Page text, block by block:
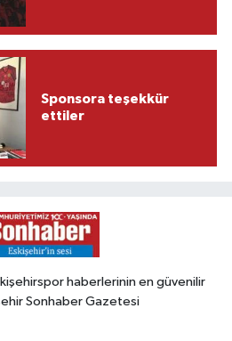
Sponsora teşekkür
ettiler
haberlerinin en güvenilir
Sonhaber Gazetesi